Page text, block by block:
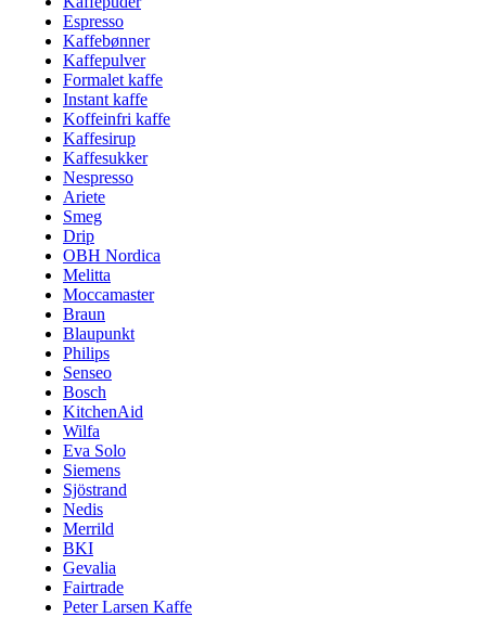
Espresso
Kaffebønner
Kaffepulver
Formalet kaffe
Instant kaffe
Koffeinfri kaffe
Kaffesirup
Kaffesukker
Nespresso
Ariete
Smeg
Drip
OBH Nordica
Melitta
Moccamaster
Braun
Blaupunkt
Philips
Senseo
Bosch
KitchenAid
Wilfa
Eva Solo
Siemens
Sjöstrand
Nedis
Merrild
BKI
Gevalia
Fairtrade
Peter Larsen Kaffe